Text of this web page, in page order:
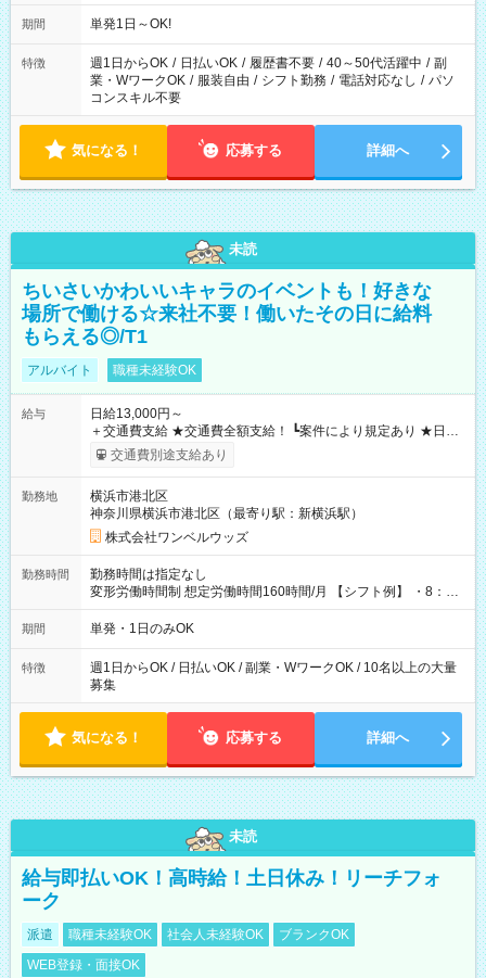
期間 単発1日～OK!
特徴 週1日からOK / 日払いOK / 履歴書不要 / 40～50代活躍中 / 副
業・WワークOK / 服装自由 / シフト勤務 / 電話対応なし / パソ
コンスキル不要
気になる！ 応募する 詳細へ
未読
ちいさいかわいいキャラのイベントも！好きな
場所で働ける☆来社不要！働いたその日に給料
もらえる◎/T1
アルバイト 職種未経験OK
給与
日給13,000円～
＋交通費支給 ★交通費全額支給！ ┗案件により規定あり ★日払
いOK！（規定あり） ┗働いたその日に現金GET♪ お仕事後はコ
ンビニATMから 日払い分を引き落とせます！ 【試用期間】試
交通費別途支給あり
勤務地
横浜市港北区
神奈川県横浜市港北区（最寄り駅：新横浜駅）
株式会社ワンベルウッズ
勤務時間
勤務時間は指定なし
変形労働時間制 想定労働時間160時間/月 【シフト例】 ・8：00
～21：00
期間 単発・1日のみOK
特徴
週1日からOK / 日払いOK / 副業・WワークOK / 10名以上の大量
募集
気になる！ 応募する 詳細へ
未読
給与即払いOK！高時給！土日休み！リーチフォ
ーク
派遣 職種未経験OK 社会人未経験OK
ブランクOK
WEB登録・面接OK